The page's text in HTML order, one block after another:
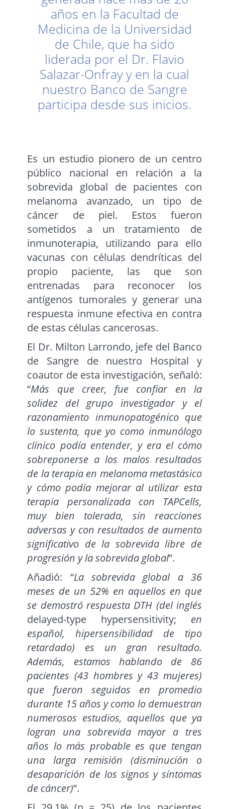
años en la Facultad de
Medicina de la Universidad
de Chile, que ha sido
liderada por el Dr. Flavio
Salazar-Onfray y en la cual
nuestro Banco de Sangre
participa desde sus inicios.
Es un estudio pionero de un centro
público nacional en relación a la
sobrevida global de pacientes con
melanoma avanzado, un tipo de
cáncer de piel. Estos fueron
sometidos a un tratamiento de
inmunoterapia, utilizando para ello
vacunas con células dendríticas del
propio paciente, las que son
entrenadas para reconocer los
antígenos tumorales y generar una
respuesta inmune efectiva en contra
de estas células cancerosas.
El Dr. Milton Larrondo, jefe del Banco
de Sangre de nuestro Hospital y
coautor de esta investigación, señaló:
“Más que creer, fue confiar en la
solidez del grupo investigador y el
razonamiento inmunopatogénico que
lo sustenta, que yo como inmunólogo
clínico podía entender, y era el cómo
sobreponerse a los malos resultados
de la terapia en melanoma metastásico
y cómo podía mejorar al utilizar esta
terapia personalizada con TAPCells,
muy bien tolerada, sin reacciones
adversas y con resultados de aumento
significativo de la sobrevida libre de
progresión y la sobrevida global”.
Añadió: “La sobrevida global a 36
meses de un 52% en aquellos en que
se demostró respuesta DTH (del inglés
delayed-type hypersensitivity; en
español, hipersensibilidad de tipo
retardado) es un gran resultado.
Además, estamos hablando de 86
pacientes (43 hombres y 43 mujeres)
que fueron seguidos en promedio
durante 15 años y como lo demuestran
numerosos estudios, aquellos que ya
logran una sobrevida mayor a tres
años lo más probable es que tengan
una larga remisión (disminución o
desaparición de los signos y síntomas
de cáncer)”.